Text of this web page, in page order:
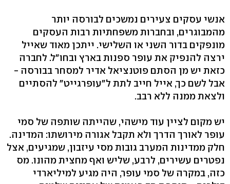
אנשי עסקים צעירים נמשכים לבורסה יותר
מהמבוגרים, ובחברות משפחתיות רבות העסקים
מונפקים בדור השני או השלישי. ייתכן מאוד שאייל
ירצה להנפיק את עופר ספנות בארץ ובחו"ל. לחברה
כזאת יש מן הסתם פוטנציאל אדיר למסחר בבורסה -
אבל לשם כך, אייל חייב לתת ל"עופרגייט" להסתיים
ולצאת ממנה ללא רבב.
יש מקום לציין עוד מישהי, שהייתה שותפה של סמי
עופר לאורך הדרך ולא תקבל אגורה מירושתו: המדינה.
חלק ממדינות המערב גובות מסי עיזבון, שמגיעים, אצל
נפטרים עשירים, לרבע, שליש ואף מחצית מהונו. מס
כזה, במקרה של סמי עופר, היה מגיע למיליארדי